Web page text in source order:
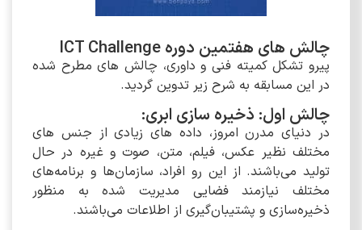
چالش های هفتمین دوره ICT Challenge
پیرو تشکل کمیته فنی و داوری، چالش‌ های مطرح شده
در این مسابقه به شرح زیر تدوین گردید.
چالش اول: ذخیره سازی ابری:
در دنیای مدرن امروز، داده‌ های زیادی از جنس های
مختلف نظیر عکس، فیلم، متن، صوت و غیره در حال
تولید می‌باشند. از این رو افراد، سازمان‌ها و برنامه‌های
مختلف نیازمند فضایی مدیریت شده به منظور
ذخیره‌سازی و پشتیبان‌گیری از اطلاعات می‌باشند.